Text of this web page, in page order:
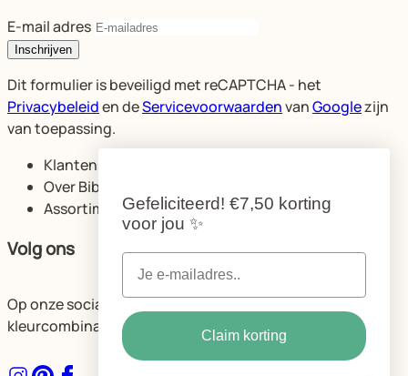
E-mail adres
Inschrijven
Dit formulier is beveiligd met reCAPTCHA - het
Privacybeleiden deServicevoorwaardenvanGooglezijn
van toepassing.
Klantenservice
Over Bibelotte
Assortiment
Volg ons
Op onze socials delen we volop ideeën voor de mooiste
kleurcombinaties en ruimtes.
Gefeliciteerd! €7,50 korting
voor jou ✨
Claim korting